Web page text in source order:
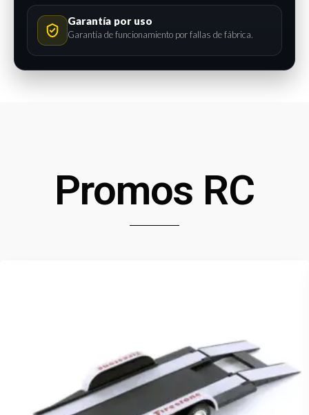
Garantía por uso
Garantía de funcionamiento por fallas de fábrica.
Promos RC